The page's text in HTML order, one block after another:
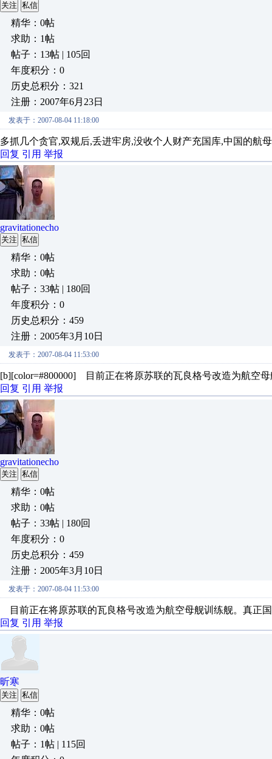
关注 私信
精华：0帖
求助：1帖
帖子：13帖 | 105回
年度积分：0
历史总积分：321
注册：2007年6月23日
发表于：2007-08-04 11:18:00
多抓几个贪官,双规后,丢进牢房,没收个人财产充国库,中国的航
回复 引用 举报
gravitationecho
关注 私信
精华：0帖
求助：0帖
帖子：33帖 | 180回
年度积分：0
历史总积分：459
注册：2005年3月10日
发表于：2007-08-04 11:53:00
[b][color=#800000] 目前正在将原苏联的瓦良格号改造为航空
回复 引用 举报
gravitationecho
关注 私信
精华：0帖
求助：0帖
帖子：33帖 | 180回
年度积分：0
历史总积分：459
注册：2005年3月10日
发表于：2007-08-04 11:53:00
目前正在将原苏联的瓦良格号改造为航空母舰训练舰。真正
回复 引用 举报
昕寒
关注 私信
精华：0帖
求助：0帖
帖子：1帖 | 115回